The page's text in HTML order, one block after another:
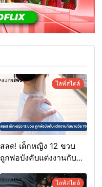
ไลฟ์สไตล์
สลด! เด็กหญิง 12 ขวบ
ถูกพ่อบังคับแต่งงานกับ
ไลฟ์สไตล์